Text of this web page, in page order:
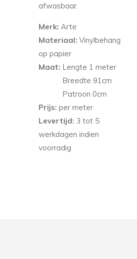
afwasbaar.
Merk: Arte
Materiaal: Vinylbehang
op papier
Maat: Lengte 1 meter
Breedte 91cm
Patroon 0cm
Prijs: per meter
Levertijd: 3 tot 5
werkdagen indien
voorradig